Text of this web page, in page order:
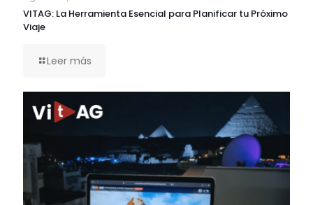
VITAG: La Herramienta Esencial para Planificar tu Próximo
Viaje
Leer más